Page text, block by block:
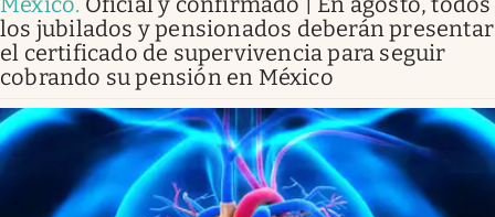
los jubilados y pensionados deberán presentar
el certificado de supervivencia para seguir
cobrando su pensión en México